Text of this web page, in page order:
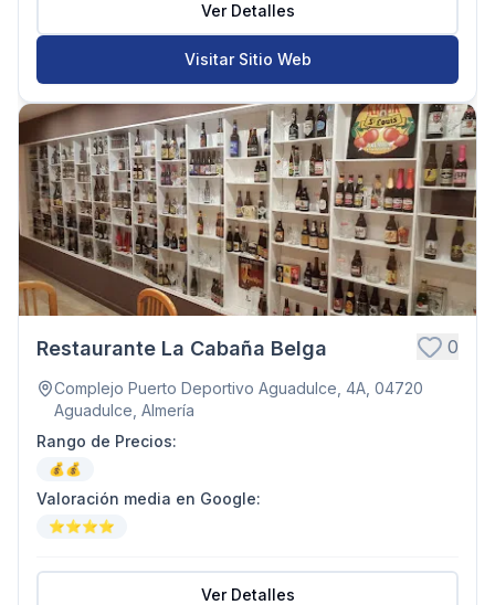
Ver Detalles
Visitar Sitio Web
Restaurante La Cabaña Belga 0
Complejo Puerto Deportivo Aguadulce, 4A, 04720
Aguadulce, Almería
Rango de Precios:
💰💰
Valoración media en Google:
⭐⭐⭐⭐
Ver Detalles